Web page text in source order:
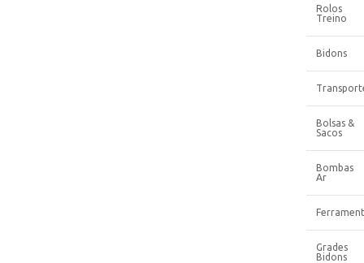
Rolos
Treino
Bidons
Bolsas &
Sacos
Bombas
Ar
Grades
Bidons